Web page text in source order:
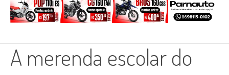
A merenda escolar do